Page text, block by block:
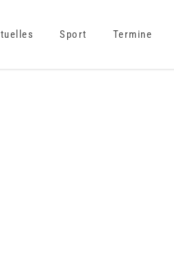
Sport Termine